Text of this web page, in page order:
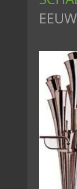
EEUW